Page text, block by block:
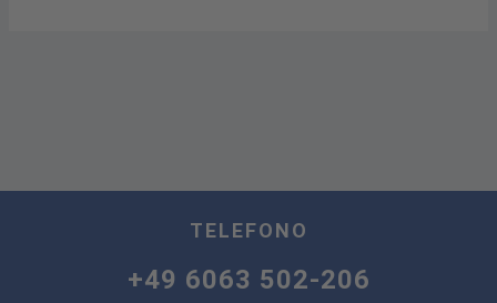
TELEFONO
+49 6063 502-206